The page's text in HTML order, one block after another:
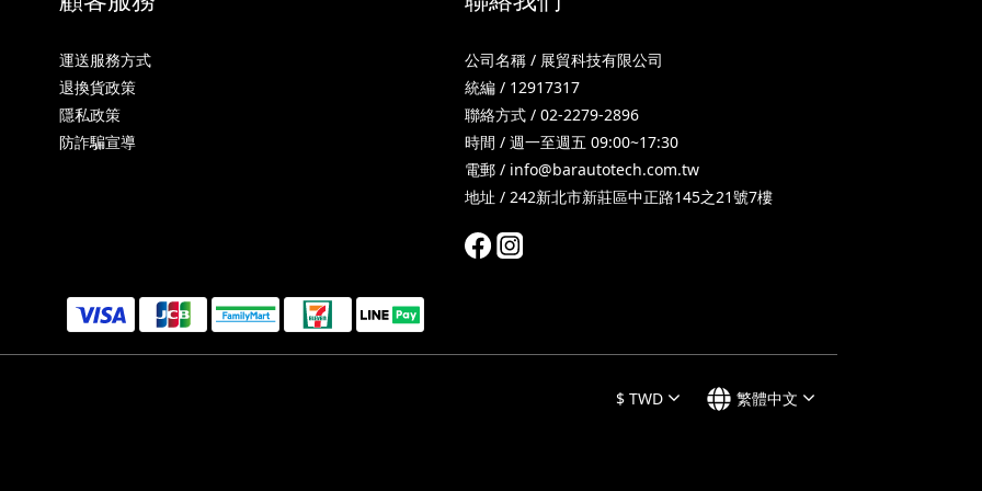
運送服務方式
退換貨政策
隱私政策
防詐騙宣導
公司名稱 / 展貿科技有限公司
統編 / 12917317
聯絡方式 / 02-2279-2896
時間 / 週一至週五 09:00~17:30
電郵 / info@barautotech.com.tw
地址 / 242新北市新莊區中正路145之21號7樓
$ TWD 繁體中文